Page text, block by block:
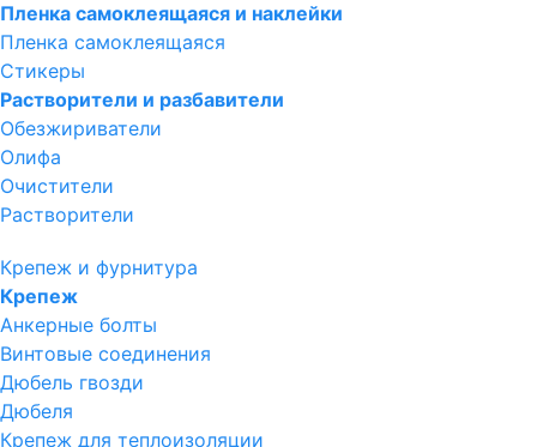
Пленка самоклеящаяся и наклейки
Пленка самоклеящаяся
Стикеры
Растворители и разбавители
Обезжириватели
Олифа
Очистители
Растворители
Крепеж и фурнитура
Крепеж
Анкерные болты
Винтовые соединения
Дюбель гвозди
Дюбеля
Крепеж для теплоизоляции